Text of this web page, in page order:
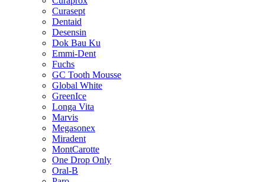
Curasept
Dentaid
Desensin
Dok Bau Ku
Emmi-Dent
Fuchs
GC Tooth Mousse
Global White
GreenIce
Longa Vita
Marvis
Megasonex
Miradent
MontCarotte
One Drop Only
Oral-B